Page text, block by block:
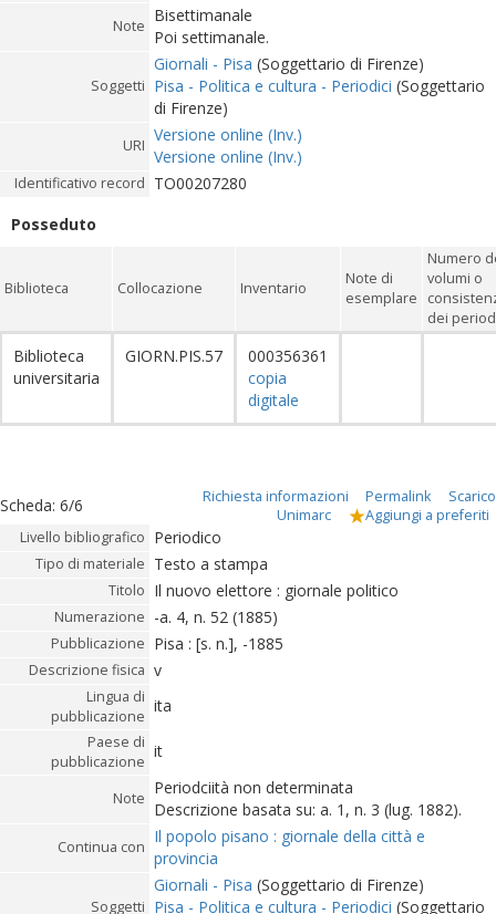
Note
Bisettimanale
Poi settimanale.
Soggetti
Giornali - Pisa (Soggettario di Firenze)
Pisa - Politica e cultura - Periodici (Soggettario
di Firenze)
URI
Versione online (Inv.)
Versione online (Inv.)
Identificativo record TO00207280
Posseduto
Biblioteca Collocazione Inventario
Note di
esemplare
Numero
volumi o
dei
Biblioteca
universitaria
GIORN.PIS.57
000356361
copia
digitale
Scheda: 6/6 Richiesta informazioni Permalink
Scarico
Unimarc
Aggiungi a preferiti
Livello bibliografico Periodico
Tipo di materiale Testo a stampa
Titolo Il nuovo elettore : giornale politico
Numerazione -a. 4, n. 52 (1885)
Pubblicazione Pisa : [s. n.], -1885
Descrizione fisica v
Lingua di
pubblicazione
ita
Paese di
pubblicazione
it
Note
Periodciità non determinata
Descrizione basata su: a. 1, n. 3 (lug. 1882).
Continua con
Il popolo pisano : giornale della città e
provincia
Soggetti
Giornali - Pisa (Soggettario di Firenze)
Pisa - Politica e cultura - Periodici (Soggettario